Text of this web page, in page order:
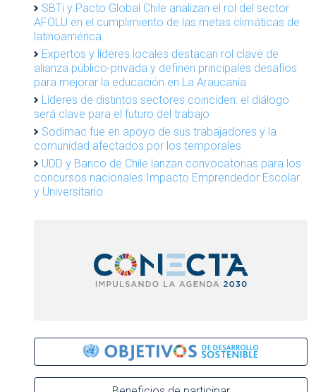
SBTi y Pacto Global Chile analizan el rol del sector
AFOLU en el cumplimiento de las metas climáticas de
latinoamérica
Expertos y líderes locales destacan rol clave de
alianza público-privada y definen principales desafíos
para mejorar la educación en La Araucanía
Líderes de distintos sectores coinciden: el diálogo
será clave para el futuro del trabajo
Sodimac fue en apoyo de sus trabajadores y la
comunidad afectados por los temporales
UDD y Banco de Chile lanzan convocatorias para los
concursos nacionales Impacto Emprendedor Escolar
y Universitario